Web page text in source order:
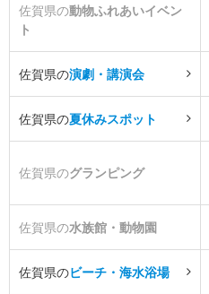
佐賀県の動物ふれあいイベン
ト
佐賀県の演劇・講演会
佐賀県の夏休みスポット
佐賀県のグランピング
佐賀県の水族館・動物園
佐賀県のビーチ・海水浴場